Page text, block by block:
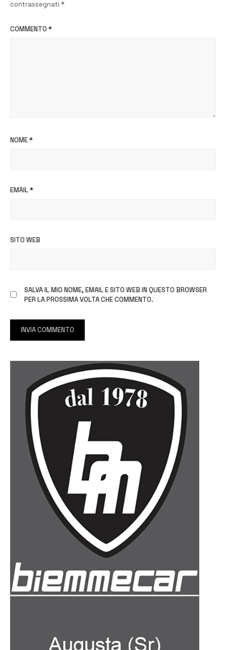
contrassegnati *
COMMENTO *
NOME*
EMAIL*
SITO WEB
SALVA IL MIO NOME, EMAIL E SITO WEB IN QUESTO BROWSER
PER LA PROSSIMA VOLTA CHE COMMENTO.